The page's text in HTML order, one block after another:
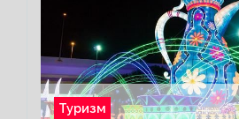
Туризм